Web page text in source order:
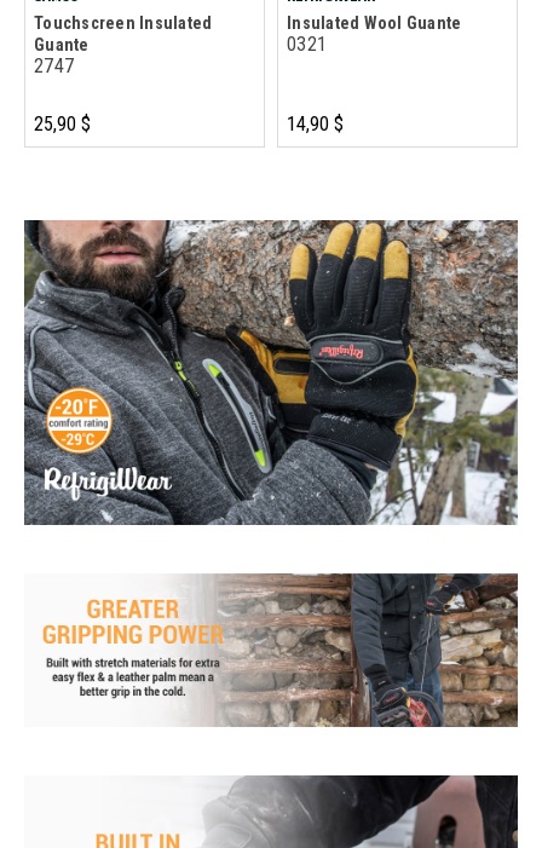
Touchscreen Insulated
Guante
2747
25,90 $
Insulated Wool Guante
0321
14,90 $